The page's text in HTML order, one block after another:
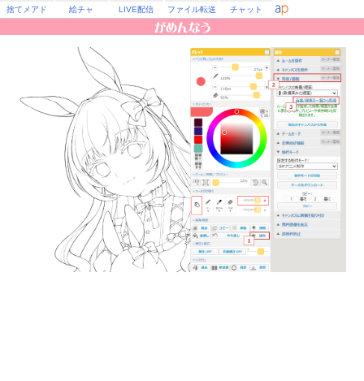
捨てメアド 絵チャ LIVE配信 ファイル転送 チャット